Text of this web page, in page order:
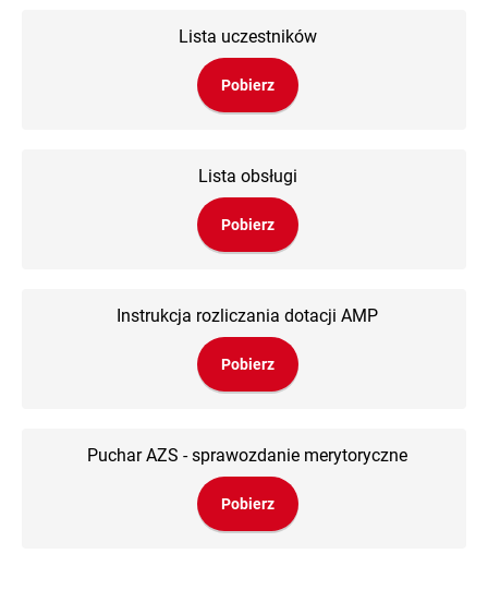
Lista uczestników
Pobierz
Lista obsługi
Pobierz
Instrukcja rozliczania dotacji AMP
Pobierz
Puchar AZS - sprawozdanie merytoryczne
Pobierz